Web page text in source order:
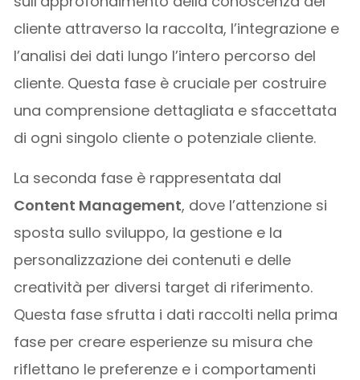
cliente attraverso la raccolta, l’integrazione e
l’analisi dei dati lungo l’intero percorso del
cliente. Questa fase è cruciale per costruire
una comprensione dettagliata e sfaccettata
di ogni singolo cliente o potenziale cliente.
La seconda fase è rappresentata dal
Content Management, dove l’attenzione si
sposta sullo sviluppo, la gestione e la
personalizzazione dei contenuti e delle
creatività per diversi target di riferimento.
Questa fase sfrutta i dati raccolti nella prima
fase per creare esperienze su misura che
riflettano le preferenze e i comportamenti